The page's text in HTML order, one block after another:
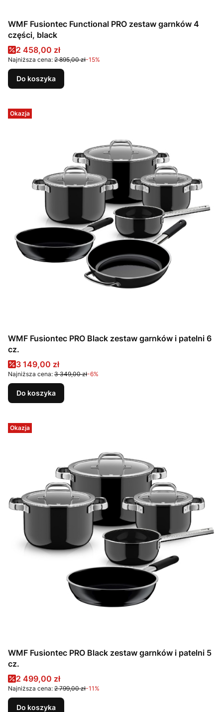
WMF Fusiontec Functional PRO zestaw garnków 4
części, black
Cena promocyjna
2 458,00 zł
Najniższa cena: 2 895,00 zł-15%
Do koszyka
Okazja
WMF Fusiontec PRO Black zestaw garnków i patelni 6
cz.
Cena promocyjna
3 149,00 zł
Najniższa cena: 3 349,00 zł-6%
Do koszyka
Okazja
WMF Fusiontec PRO Black zestaw garnków i patelni 5
cz.
Cena promocyjna
2 499,00 zł
Najniższa cena: 2 799,00 zł-11%
Do koszyka